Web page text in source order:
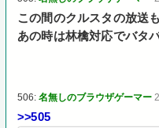
この間のクルスタの放送
あの時は林檎対応でバタ
506:名無しのブラウザゲーマー
>>505